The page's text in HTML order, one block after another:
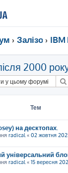
Залізо
2000
Тем
на десктопах.
radical« 02 жовтня
універсальний
radical« 15 вересня